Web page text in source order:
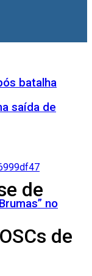
batalha
saída de
no
de
de